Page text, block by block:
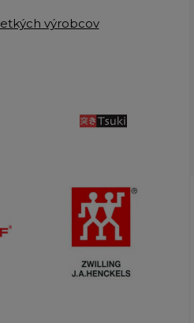
výrobcov